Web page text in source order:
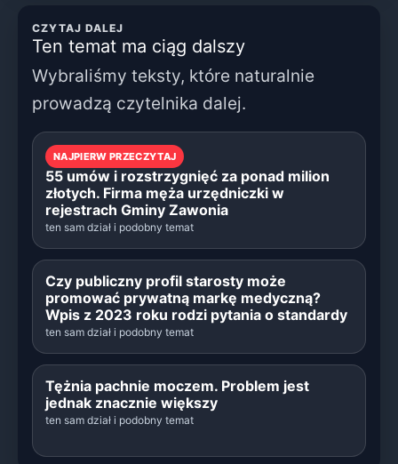
CZYTAJ DALEJ
Ten temat ma ciąg dalszy
Wybraliśmy teksty, które naturalnie
prowadzą czytelnika dalej.
NAJPIERW PRZECZYTAJ
55 umów i rozstrzygnięć za ponad milion
złotych. Firma męża urzędniczki w
rejestrach Gminy Zawonia
ten sam dział i podobny temat
Czy publiczny profil starosty może
promować prywatną markę medyczną?
Wpis z 2023 roku rodzi pytania o standardy
ten sam dział i podobny temat
Tężnia pachnie moczem. Problem jest
jednak znacznie większy
ten sam dział i podobny temat